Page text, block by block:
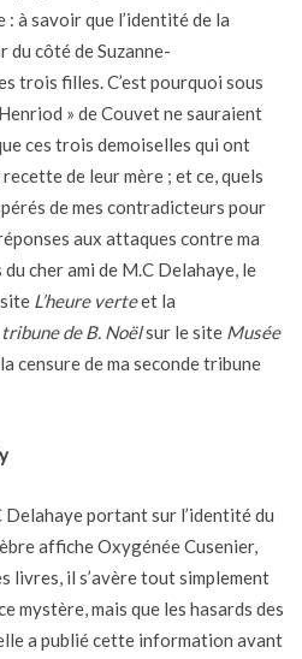
: à savoir que l’identité de la
du côté de Suzanne-
trois filles. C’est pourquoi sous
» de Couvet ne sauraient
ces trois demoiselles qui ont
de leur mère ; et ce, quels
de mes contradicteurs pour
aux attaques contre ma
cher ami de M.C Delahaye, le
L’heure verteet la
de B. Noëlsur le site Musée
censure de ma seconde tribune
Delahaye portant sur l’identité du
affiche Oxygénée Cusenier,
livres, il s’avère tout simplement
mystère, mais que les hasards des
a publié cette information avant